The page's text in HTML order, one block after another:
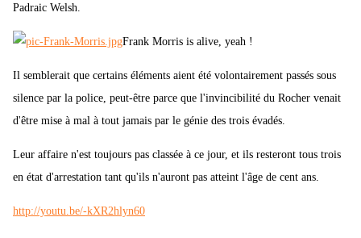
Padraic Welsh.
Frank Morris is alive, yeah !
Il semblerait que certains éléments aient été volontairement passés sous
silence par la police, peut-être parce que l'invincibilité du Rocher venait
d'être mise à mal à tout jamais par le génie des trois évadés.
Leur affaire n'est toujours pas classée à ce jour, et ils resteront tous trois
en état d'arrestation tant qu'ils n'auront pas atteint l'âge de cent ans.
http://youtu.be/-kXR2hlyn60